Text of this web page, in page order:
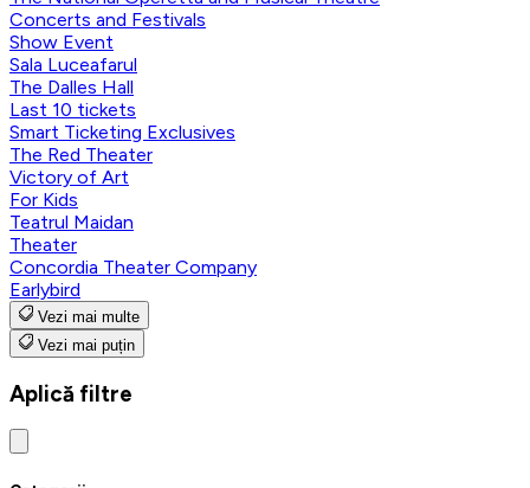
Concerts and Festivals
Show Event
Sala Luceafarul
The Dalles Hall
Last 10 tickets
Smart Ticketing Exclusives
The Red Theater
Victory of Art
For Kids
Teatrul Maidan
Theater
Concordia Theater Company
Earlybird
Vezi mai multe
Vezi mai puțin
Aplică filtre